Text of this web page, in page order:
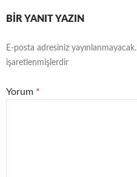
BIR YANIT YAZIN
E-posta adresiniz yayınlanmayacak.
işaretlenmişlerdir
Yorum *